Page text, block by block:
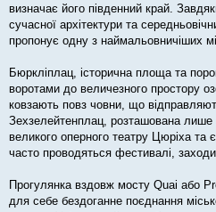
визначає його південний край.
сучасної архітектури та
пропонує одну з наймальовничіших
Бюркліплац, історична площа та
воротами до величезного простору
ковзають повз човни, що
Зехзелейтенплац, розташована лише
великого оперного театру Цюріха та
часто проводяться фестивалі,
Прогулянка вздовж мосту Quai або
для себе бездоганне поєднання